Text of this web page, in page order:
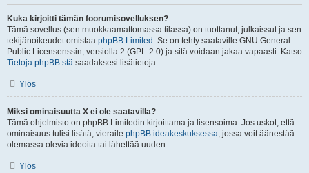
Kuka kirjoitti tämän foorumisovelluksen?
Tämä sovellus (sen muokkaamattomassa tilassa) on tuottanut, julkaissut ja sen
tekijänoikeudet omistaa phpBB Limited . Se on tehty saataville GNU General
Public Licensenssin, versiolla 2 (GPL-2.0) ja sitä voidaan jakaa vapaasti. Katso
Tietoja phpBB:stä saadaksesi lisätietoja.
Ylös
Miksi ominaisuutta X ei ole saatavilla?
Tämä ohjelmisto on phpBB Limitedin kirjoittama ja lisensoima. Jos uskot, että
ominaisuus tulisi lisätä, vieraile phpBB ideakeskuksessa, jossa voit äänestää
olemassa olevia ideoita tai lähettää uuden.
Ylös